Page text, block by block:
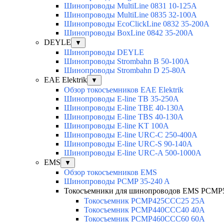
Шинопроводы MultiLine 0831 10-125A
Шинопроводы MultiLine 0835 32-100A
Шинопроводы EcoClickLine 0832 35-200A
Шинопроводы BoxLine 0842 35-200A
DEYLE
▼
Шинопроводы DEYLE
Шинопроводы Strombahn B 50-100A
Шинопроводы Strombahn D 25-80A
EAE Elektrik
▼
Обзор токосъемников EAE Elektrik
Шинопроводы E-line TB 35-250A
Шинопроводы E-line TBE 40-130A
Шинопроводы E-line TBS 40-130A
Шинопроводы E-line KT 100A
Шинопроводы E-line URC-C 250-400A
Шинопроводы E-line URC-S 90-140A
Шинопроводы E-line URC-A 500-1000A
EMS
▼
Обзор токосъемников EMS
Шинопроводы PCMP 35-240 A
Токосъемники для шинопроводов EMS
Токосъемник PCMP425CCC25 25А
Токосъемник PCMP440CCC40 40А
Токосъемник PCMP460CCC60 60А